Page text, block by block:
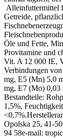
Alleinfuttermittel
Getreide,
Öle und Fette,
Provitamine und
Vit. A 12 000 IE,
Verbindungen
mg, E5 (Mn) 5,0
mg, E7 (Mo) 0,03
Bestandteile:
1,5%,
Opolska 25, 41-
94 58e-mail: